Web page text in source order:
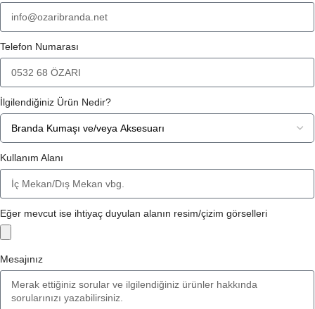
Telefon Numarası
İlgilendiğiniz Ürün Nedir?
Kullanım Alanı
Eğer mevcut ise ihtiyaç duyulan alanın resim/çizim görselleri
Mesajınız